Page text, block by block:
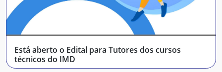
Está aberto o Edital para Tutores dos cursos
técnicos do IMD